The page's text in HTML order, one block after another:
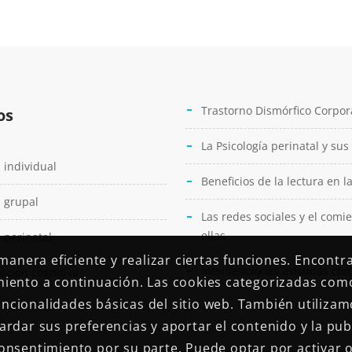
LOGO DESIGN
individual
grupal
perinatal
Trastorno Dismórfico
La Psicología perinatal y
Beneficios de la lectura en
Las redes sociales y el
ellas
eficiente y realizar ciertas funciones.
a continuación. Las cookies categorizadas
básicas del sitio web. También
sus preferencias y aportar el contenido y la
por su parte. Puede optar por activar